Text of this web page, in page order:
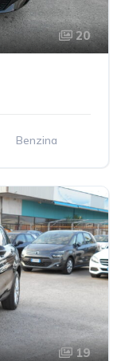
20
Benzina
19